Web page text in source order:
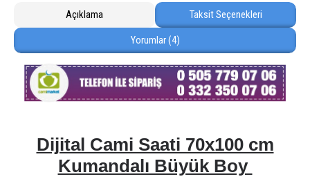
Açıklama Taksit Seçenekleri
Yorumlar (4)
Dijital Cami Saati 70x100 cm
Kumandalı Büyük Boy